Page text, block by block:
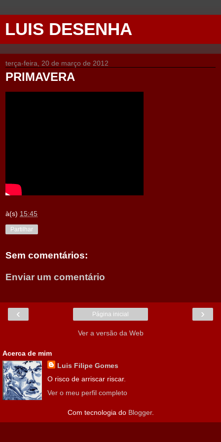
LUIS DESENHA
terça-feira, 20 de março de 2012
PRIMAVERA
à(s) 15:45
Partilhar
Sem comentários:
Enviar um comentário
‹ ›
Página inicial
Ver a versão da Web
Acerca de mim
Luis Filipe Gomes
O risco de arriscar riscar.
Ver o meu perfil completo
Com tecnologia do Blogger.